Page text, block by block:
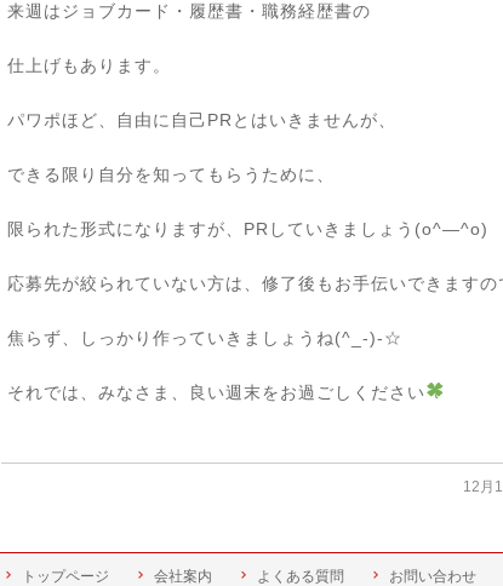
来週はジョブカード・履歴書・職務経歴書の
仕上げもあります。
パワポほど、自由に自己PRとはいきませんが、
できる限り自分を知ってもらうために、
限られた形式になりますが、PRしていきましょう(o^―^o)
応募先が絞られていない方は、修了後もお手伝いできますの
焦らず、しっかり作っていきましょうね(^_-)-☆
それでは、みなさま、良い週末をお過ごしください
12月
トップページ 会社案内 よくある質問 お問い合わせ